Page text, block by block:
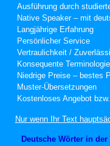
Ausführung durch
Native Speaker – mit
Langjährige Erfahrung
Persönlicher Service
Vertraulichkeit /
Konsequente Terminologie
Niedrige Preise – bestes
Muster-Übersetzungen
Kostenloses Angebot
Nur wenn Ihr Text
Deutsche Wörter in